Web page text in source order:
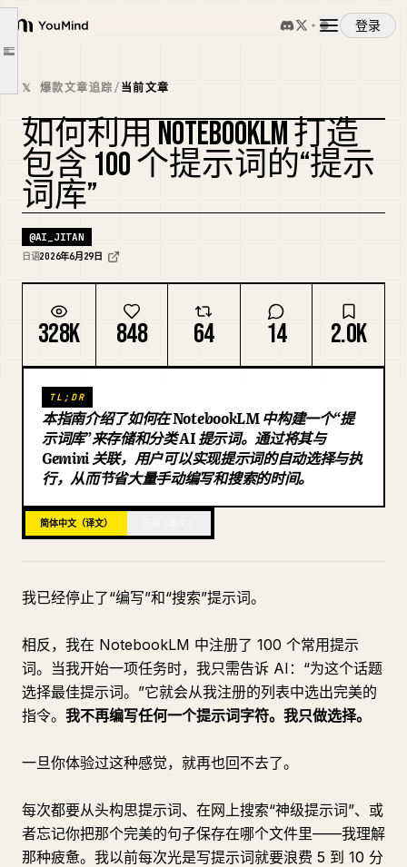
YouMind
登录
概览
使用案例
技能
提示词
下载
博客
文章大纲
将所有内容整合到一个笔记中
收集提示词的三种方法
第三章：连接 Gemini 以“推荐最佳提示词”
第四章：[高级] 提示词管家
结论：不再为提示词烦恼
𝕏 爆款文章追踪/当前文章
复刻封面
如何利用 NOTEBOOKLM 打造
包含 100 个提示词的“提示
词库”
@AI_JITAN
日语2026年6月29日
328K 848 64 14 2.0K
TL;DR
本指南介绍了如何在 NotebookLM 中构建一个“提
示词库”来存储和分类 AI 提示词。通过将其与
Gemini 关联，用户可以实现提示词的自动选择与执
行，从而节省大量手动编写和搜索的时间。
简体中文（译文）
我已经停止了“编写”和“搜索”提示词。
相反，我在 NotebookLM 中注册了 100 个常用提示
词。当我开始一项任务时，我只需告诉 AI：“为这个话题
选择最佳提示词。”它就会从我注册的列表中选出完美的
指令。 我不再编写任何一个提示词字符。我只做选择。
一旦你体验过这种感觉，就再也回不去了。
每次都要从头构思提示词、在网上搜索“神级提示词”、或
者忘记你把那个完美的句子保存在哪个文件里——我理解
那种疲惫。我以前每次光是写提示词就要浪费 5 到 10 分